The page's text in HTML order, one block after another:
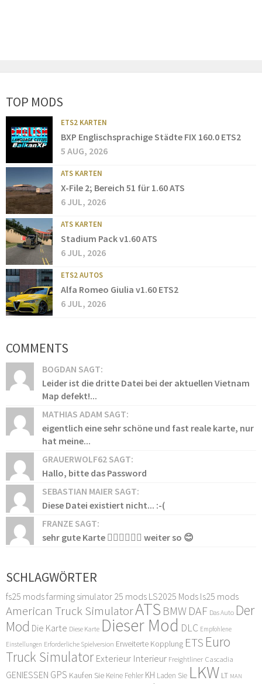
TOP MODS
ETS2 KARTEN
BXP Englischsprachige Städte FIX 160.0 ETS2
5 AUG, 2026
ATS KARTEN
X-File 2; Bereich 51 für 1.60 ATS
6 JUL, 2026
ATS KARTEN
Stadium Pack v1.60 ATS
6 JUL, 2026
ETS2 AUTOS
Alfa Romeo Giulia v1.60 ETS2
6 JUL, 2026
COMMENTS
BOGDAN SAGT:
Leider ist die dritte Datei bei der aktuellen Vietnam
Map defekt!...
MATHIAS ADAM SAGT:
eigentlich eine sehr schöne und fast reale karte, nur
hat meine...
GRAUERWOLF62 SAGT:
Hallo, bitte das Password
SEBASTIAN MAIER SAGT:
Diese Datei existiert nicht... :-(
FRANZE SAGT:
sehr gute Karte 👍🏻👍🏻👍🏻 weiter so 😊
SCHLAGWÖRTER
fs25 modsfarming simulator 25 mods LS2025 Mods ls25 mods
American Truck SimulatorATS BMW DAF Das Auto Der
Mod Die Karte Diese Karte Dieser Mod DLC Empfohlene
Einstellungen Erforderliche Spielversion Erweiterte Kopplung ETS Euro
Truck Simulator Exterieur Interieur Freightliner Cascadia
GENIESSEN GPS Kaufen Sie Keine Fehler KH Laden Sie LKW LT MAN